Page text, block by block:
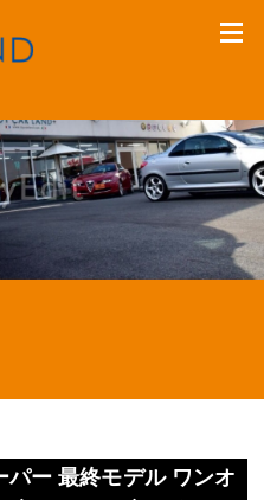
パー 最終モデル ワンオ